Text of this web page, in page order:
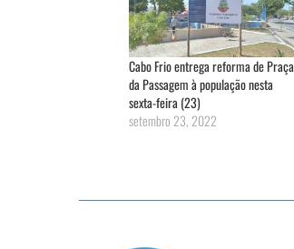
Cabo Frio entrega reforma de Praça
da Passagem à população nesta
sexta-feira (23)
setembro 23, 2022